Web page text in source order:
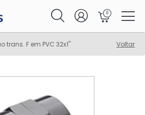
0
trans. F em PVC 32x1" Voltar